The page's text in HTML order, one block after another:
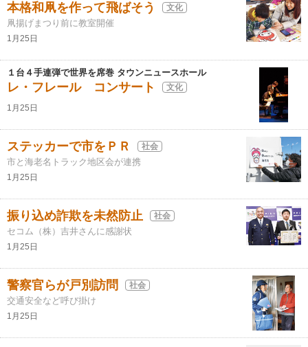
本格和凧を作って飛ばそう 文化
凧揚げまつり前に教室開催
1月25日
１台４手連弾で世界を席巻 タウンニュースホール
レ・フレール コンサート 文化
1月25日
ステッカーで市をＰＲ 社会
市と海老名トラック地区会が連携
1月25日
振り込め詐欺を未然防止 社会
セコム（株）吉井さんに感謝状
1月25日
警察官らが戸別訪問 社会
交通安全など呼び掛け
1月25日